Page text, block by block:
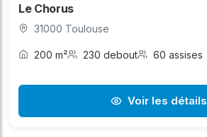
Le Chorus
31000 Toulouse
200 m² 230 debout 60 assises
Voir les détails